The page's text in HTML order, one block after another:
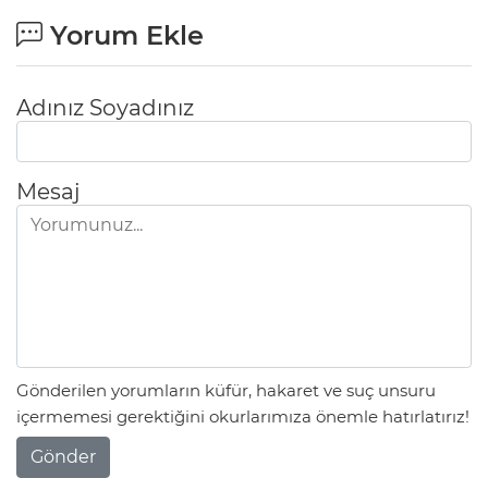
Yorum Ekle
Adınız Soyadınız
Mesaj
Gönderilen yorumların küfür, hakaret ve suç unsuru
içermemesi gerektiğini okurlarımıza önemle hatırlatırız!
Gönder